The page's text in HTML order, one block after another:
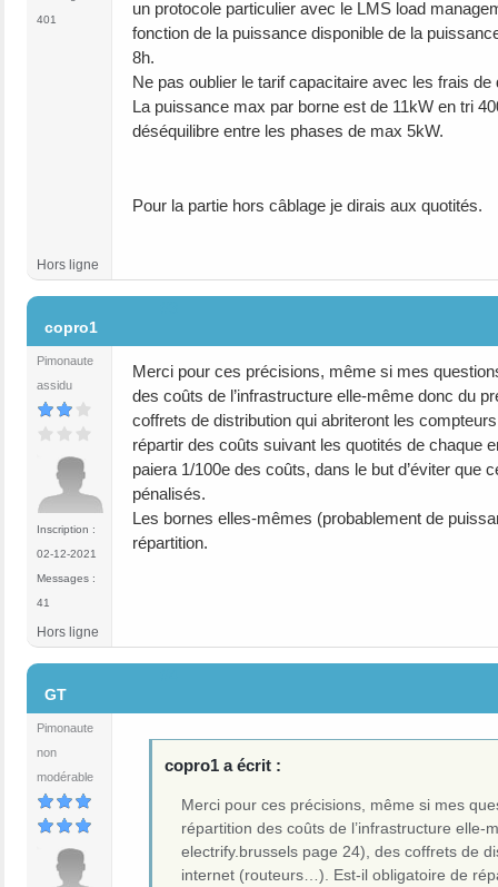
401
un protocole particulier avec le LMS load
fonction de la puissance disponible de la
8h.
Ne pas oublier le tarif capacitaire avec les frais
La puissance max par borne est de 11kW en tri
déséquilibre entre les phases de max 5kW.
Pour la partie hors câblage je dirais aux quotités.
Hors ligne
copro1
Pimonaute
assidu
Inscription :
02-12-2021
Messages :
41
Merci pour ces précisions, même si mes
des coûts de l’infrastructure elle-même donc du
coffrets de distribution qui abriteront les
répartir des coûts suivant les quotités de chaque
paiera 1/100e des coûts, dans le but d’éviter
pénalisés.
Les bornes elles-mêmes (probablement de
répartition.
Hors ligne
GT
Pimonaute
non
modérable
copro1 a écrit :
Merci pour ces précisions, même si mes
répartition des coûts de l’infrastructure
electrify.brussels page 24), des coffrets de
internet (routeurs…). Est-il obligatoire de